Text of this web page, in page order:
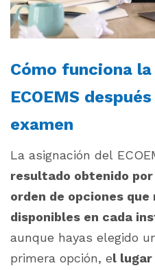
Cómo funciona
ECOEMS
examen
La asignación del
resultado obtenido
orden de opciones
disponibles en cada
aunque hayas elegido
primera opción, el lugar